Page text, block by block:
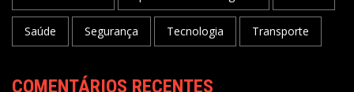
Saúde Segurança Tecnologia Transporte
COMENTÁRIOS RECENTES